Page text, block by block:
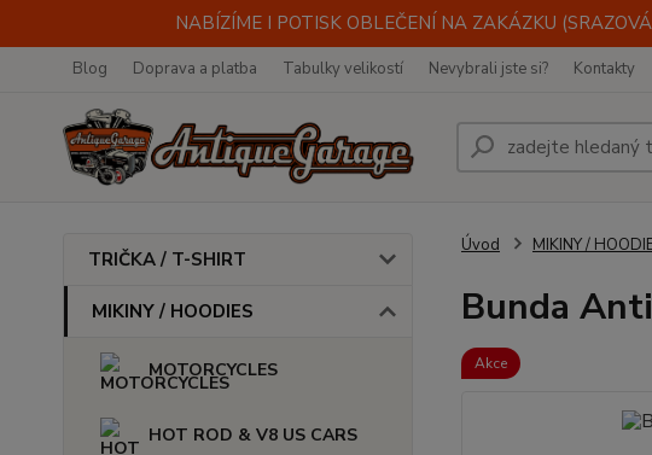
NABÍZÍME I POTISK OBLEČENÍ NA ZAKÁZKU
Blog Doprava a platba Tabulky velikostí Nevybrali jste si? Kontakty
TRIČKA / T-SHIRT
MIKINY / HOODIES
MOTORCYCLES
HOT ROD & V8 US CARS
Úvod MIKINY /
Bunda
Akce